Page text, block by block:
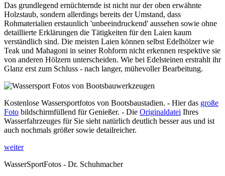
Das grundlegend ernüchternde ist nicht nur der oben erwähnte
Holzstaub, sondern allerdings bereits der Umstand, dass
Rohmaterialien erstaunlich 'unbeeindruckend' aussehen sowie ohne
detaillierte Erklärungen die Tätigkeiten für den Laien kaum
verständlich sind. Die meisten Laien können selbst Edelhölzer wie
Teak und Mahagoni in seiner Rohform nicht erkennen respektive sie
von anderen Hölzern unterscheiden. Wie bei Edelsteinen erstrahlt ihr
Glanz erst zum Schluss - nach langer, mühevoller Bearbeitung.
Kostenlose Wassersportfotos von Bootsbaustadien. - Hier das große
Foto bildschirmfüllend für Genießer. - Die Originaldatei Ihres
Wasserfahrzeuges für Sie sieht natürlich deutlich besser aus und ist
auch nochmals größer sowie detailreicher.
weiter
WasserSportFotos - Dr. Schuhmacher